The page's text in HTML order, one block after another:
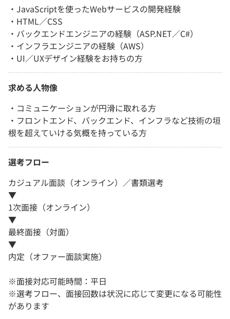
・JavaScriptを使ったWebサービスの開発経験
・HTML／CSS
・バックエンドエンジニアの経験（ASP.NET／C#）
・インフラエンジニアの経験（AWS）
・UI／UXデザイン経験をお持ちの方
求める人物像
・コミュニケーションが円滑に取れる方
・フロントエンド、バックエンド、インフラなど技術の垣
根を超えていける気概を持っている方
選考フロー
カジュアル面談（オンライン）／書類選考
▼
1次面接（オンライン）
▼
最終面接（対面）
▼
内定（オファー面談実施）
※面接対応可能時間：平日
※選考フロー、面接回数は状況に応じて変更になる可能性
があります